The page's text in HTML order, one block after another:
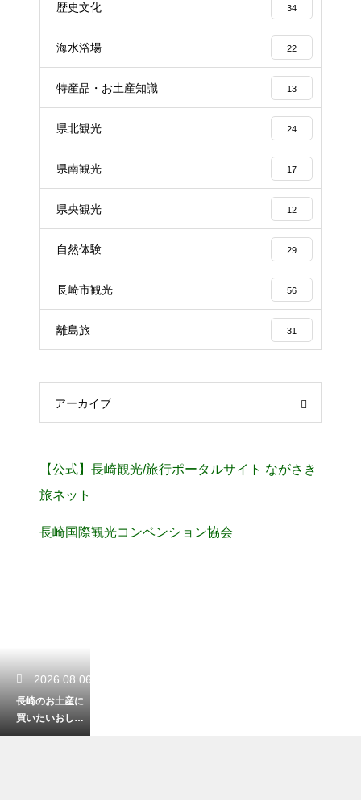
歴史文化 34
海水浴場 22
特産品・お土産知識 13
県北観光 24
県南観光 17
県央観光 12
自然体験 29
長崎市観光 56
離島旅 31
アーカイブ
【公式】長崎観光/旅行ポータルサイト ながさき
旅ネット
長崎国際観光コンベンション協会
2026.08.06
長崎のお土産に
買いたいおしゃ
れな雑貨！旅の